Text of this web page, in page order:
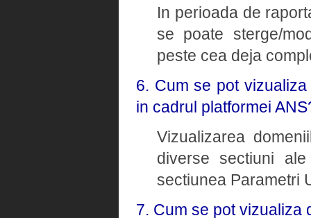
In perioada de
se poate sterge/
peste cea deja
6. Cum se pot
in cadrul platformei
Vizualizarea
diverse sectiuni
sectiunea Parametri
7. Cum se pot vizualiza